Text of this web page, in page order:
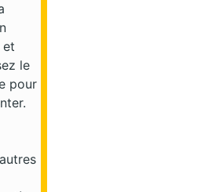
et
le
pour